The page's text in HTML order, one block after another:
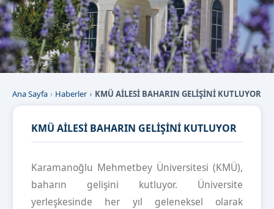
Ana Sayfa Haberler KMÜ AİLESİ BAHARIN GELİŞİNİ KUTLUYOR
KMÜ AİLESİ BAHARIN GELİŞİNİ KUTLUYOR
Karamanoğlu Mehmetbey Üniversitesi (KMÜ),
baharın gelişini kutluyor. Üniversite
yerleşkesinde her yıl geleneksel olarak